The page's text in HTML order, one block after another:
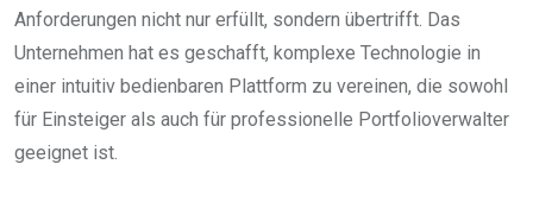
Anforderungen nicht nur erfüllt, sondern übertrifft. Das
Unternehmen hat es geschafft, komplexe Technologie in
einer intuitiv bedienbaren Plattform zu vereinen, die sowohl
für Einsteiger als auch für professionelle Portfolioverwalter
geeignet ist.